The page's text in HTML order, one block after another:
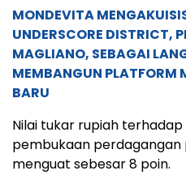
MONDEVITA
UNDERSCORE DISTRICT,
MAGLIANO, SEBAGAI
MEMBANGUN PLATFORM
BARU
Nilai tukar rupiah
pembukaan perdagangan
menguat sebesar 8 poin.